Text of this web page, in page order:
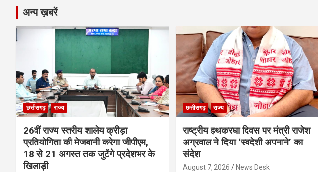
अन्य ख़बरें
छत्तीसगढ़ राज्य
26वीं राज्य स्तरीय शालेय क्रीड़ा
प्रतियोगिता की मेजबानी करेगा जीपीएम,
18 से 21 अगस्त तक जुटेंगे प्रदेशभर के
खिलाड़ी
छत्तीसगढ़ राज्य
राष्ट्रीय हथकरघा दिवस पर मंत्री राजेश
अग्रवाल ने दिया ‘स्वदेशी अपनाने’ का
संदेश
August 7, 2026 News Desk